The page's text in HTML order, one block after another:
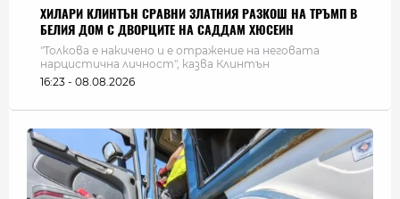
ХИЛАРИ КЛИНТЪН СРАВНИ ЗЛАТНИЯ РАЗКОШ НА ТРЪМП В
БЕЛИЯ ДОМ С ДВОРЦИТЕ НА САДДАМ ХЮСЕИН
"Толкова е накичено и е отражение на неговата
нарцистична личност", казва Клинтън
16:23 - 08.08.2026